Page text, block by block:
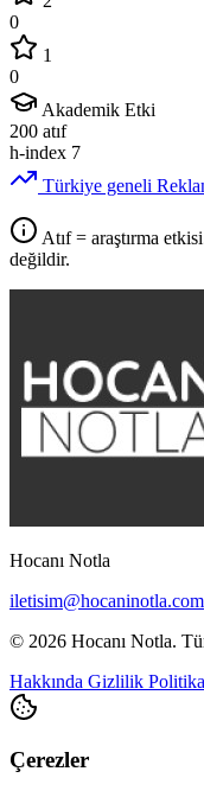
0
1
0
Akademik Etki
200 atıf
h-index 7
Türkiye geneli
Atıf = araştırma
değildir.
Hocanı Notla
iletisim@hocaninotla.com
© 2026 Hocanı Notla.
Hakkında Gizlilik
Çerezler